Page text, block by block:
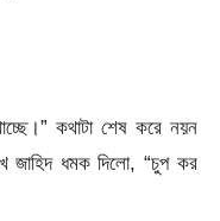
কথাটা শেষ করে নয়ন
জাহিদ ধমক দিলো, “চুপ কর